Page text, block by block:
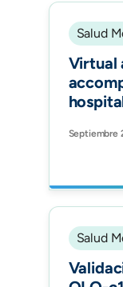
Salud
Virtual
Septiembre
Salud